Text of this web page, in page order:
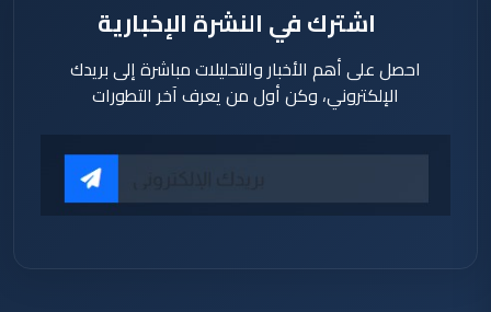
اشترك في النشرة الإخبارية
احصل على أهم الأخبار والتحليلات مباشرة إلى بريدك
الإلكتروني، وكن أول من يعرف آخر التطورات